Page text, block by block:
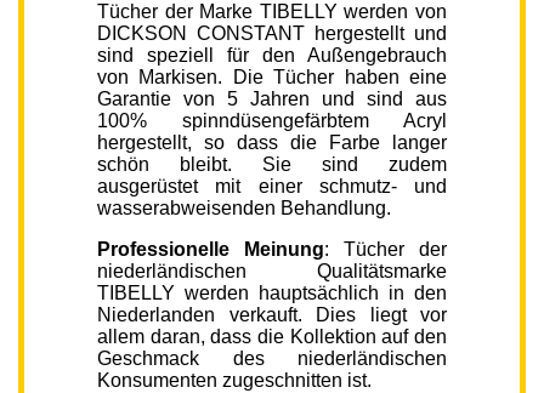
Tücher der Marke TIBELLY werden von
DICKSON CONSTANT hergestellt und
sind speziell für den Außengebrauch
von Markisen. Die Tücher haben eine
Garantie von 5 Jahren und sind aus
100% spinndüsengefärbtem Acryl
hergestellt, so dass die Farbe langer
schön bleibt. Sie sind zudem
ausgerüstet mit einer schmutz- und
wasserabweisenden Behandlung.
Professionelle Meinung: Tücher der
niederländischen Qualitätsmarke
TIBELLY werden hauptsächlich in den
Niederlanden verkauft. Dies liegt vor
allem daran, dass die Kollektion auf den
Geschmack des niederländischen
Konsumenten zugeschnitten ist.